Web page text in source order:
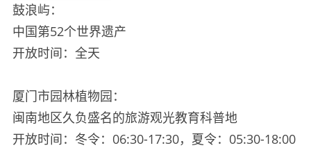
鼓浪屿：
中国第52个世界遗产
开放时间：全天
厦门市园林植物园：
闽南地区久负盛名的旅游观光教育科普地
开放时间：冬令：06:30-17:30，夏令：05:30-18:00